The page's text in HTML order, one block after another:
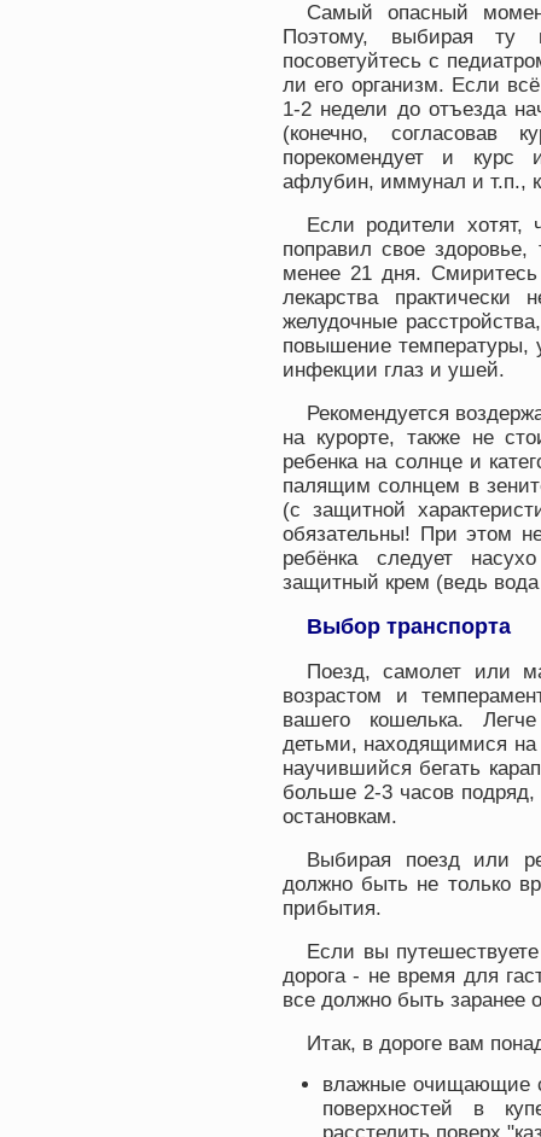
Самый опасный
Поэтому, выбирая ту
посоветуйтесь с
ли его организм. Если
1-2 недели до отъезда
(конечно, согласовав
порекомендует и курс
афлубин, иммунал и т.п.,
Если родители хотят,
поправил свое
менее 21 дня.
лекарства практически
желудочные
повышение
инфекции глаз и ушей.
Рекомендуется
на курорте, также не
ребенка на солнце и
палящим солнцем в
(с защитной
обязательны! При этом
ребёнка следует
защитный крем (ведь
Выбор транспорта
Поезд, самолет или
возрастом и
вашего кошелька.
детьми, находящимися на
научившийся бегать
больше 2-3 часов
остановкам.
Выбирая поезд или
должно быть не только
прибытия.
Если вы
дорога - не время для
все должно быть заранее
Итак, в дороге вам
влажные очищающие
поверхностей в